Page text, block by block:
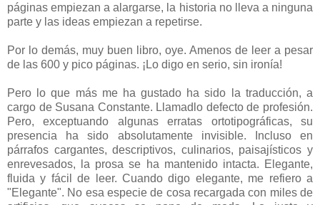
páginas empiezan a alargarse, la historia no lleva a ninguna
parte y las ideas empiezan a repetirse.
Por lo demás, muy buen libro, oye. Amenos de leer a pesar
de las 600 y pico páginas. ¡Lo digo en serio, sin ironía!
Pero lo que más me ha gustado ha sido la traducción, a
cargo de Susana Constante. Llamadlo defecto de profesión.
Pero, exceptuando algunas erratas ortotipográficas, su
presencia ha sido absolutamente invisible. Incluso en
párrafos cargantes, descriptivos, culinarios, paisajísticos y
enrevesados, la prosa se ha mantenido intacta. Elegante,
fluida y fácil de leer. Cuando digo elegante, me refiero a
"Elegante". No esa especie de cosa recargada con miles de